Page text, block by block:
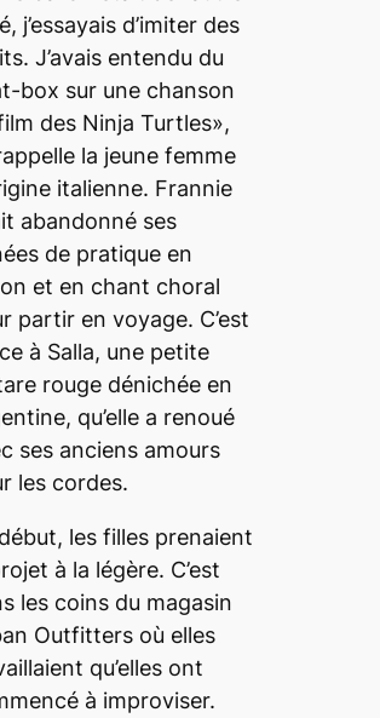
j’essayais d’imiter des
J’avais entendu du
box sur une chanson
des Ninja Turtles»,
la jeune femme
italienne. Frannie
abandonné ses
de pratique en
et en chant choral
partir en voyage. C’est
à Salla, une petite
rouge dénichée en
qu’elle a renoué
ses anciens amours
les cordes.
les filles prenaient
à la légère. C’est
les coins du magasin
Outfitters où elles
qu’elles ont
à improviser.